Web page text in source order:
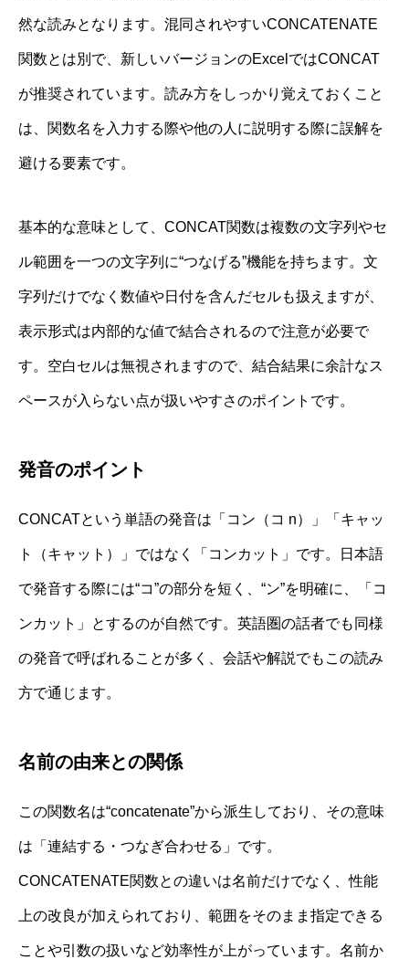
然な読みとなります。混同されやすいCONCATENATE
関数とは別で、新しいバージョンのExcelではCONCAT
が推奨されています。読み方をしっかり覚えておくこと
は、関数名を入力する際や他の人に説明する際に誤解を
避ける要素です。
基本的な意味として、CONCAT関数は複数の文字列やセ
ル範囲を一つの文字列に“つなげる”機能を持ちます。文
字列だけでなく数値や日付を含んだセルも扱えますが、
表示形式は内部的な値で結合されるので注意が必要で
す。空白セルは無視されますので、結合結果に余計なス
ペースが入らない点が扱いやすさのポイントです。
発音のポイント
CONCATという単語の発音は「コン（コ n）」「キャッ
ト（キャット）」ではなく「コンカット」です。日本語
で発音する際には“コ”の部分を短く、“ン”を明確に、「コ
ンカット」とするのが自然です。英語圏の話者でも同様
の発音で呼ばれることが多く、会話や解説でもこの読み
方で通じます。
名前の由来との関係
この関数名は“concatenate”から派生しており、その意味
は「連結する・つなぎ合わせる」です。
CONCATENATE関数との違いは名前だけでなく、性能
上の改良が加えられており、範囲をそのまま指定できる
ことや引数の扱いなど効率性が上がっています。名前か